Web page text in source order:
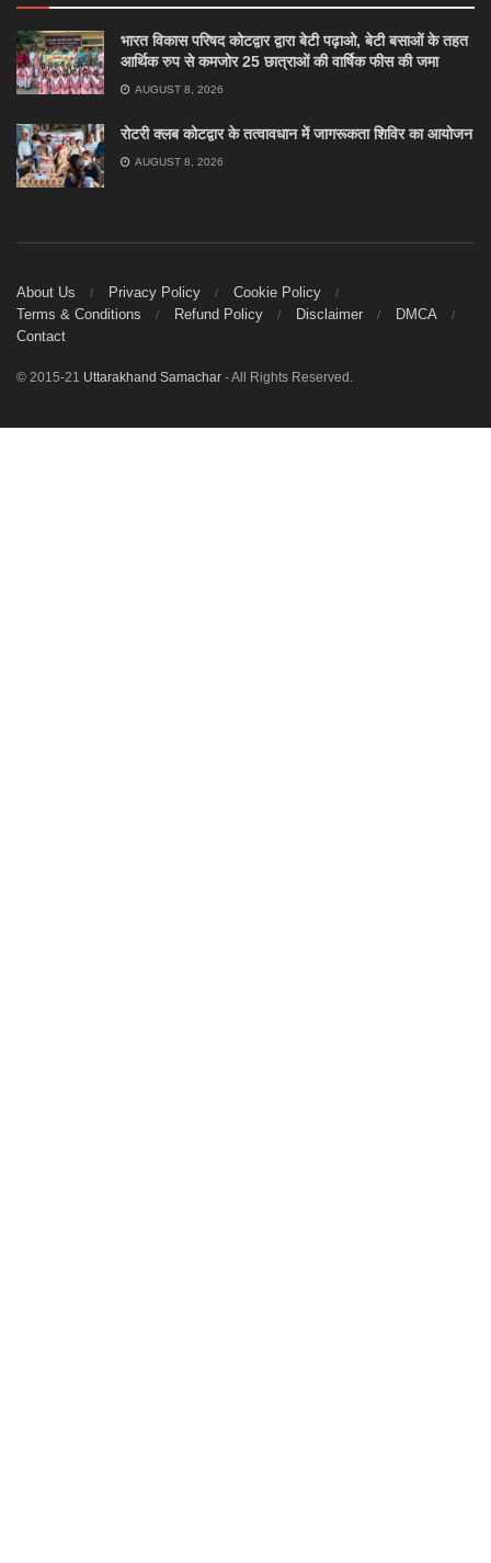
भारत विकास परिषद कोटद्वार द्वारा बेटी पढ़ाओ, बेटी बसाओं के तहत
आर्थिक रुप से कमजोर 25 छात्राओं की वार्षिक फीस की जमा
AUGUST 8, 2026
रोटरी क्लब कोटद्वार के तत्वावधान में जागरूकता शिविर का आयोजन
AUGUST 8, 2026
About Us Privacy Policy
Cookie Policy
Terms & Conditions
Refund Policy Disclaimer
DMCA
Contact
© 2015-21 Uttarakhand Samachar - All Rights Reserved.